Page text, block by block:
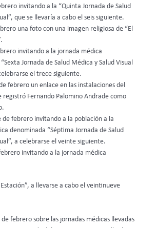
invitando a la “Quinta Jornada de Salud
que se llevaría a cabo el seis siguiente.
una foto con una imagen religiosa de “El
invitando a la jornada médica
Jornada de Salud Médica y Salud Visual
el trece siguiente.
febrero un enlace en las instalaciones del
registró Fernando Palomino Andrade como
de febrero invitando a la población a la
denominada “Séptima Jornada de Salud
a celebrarse el veinte siguiente.
invitando a la jornada médica
a llevarse a cabo el veintinueve
de febrero sobre las jornadas médicas llevadas